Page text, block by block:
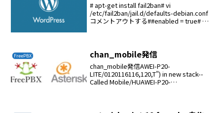
# apt-get install fail2ban# vi
/etc/fail2ban/jail.d/defaults-debian.conf
コメントアウトする##enabled = true# vi
FreePBX chan_mobile発信
chan_mobile発信AWEI-P20-
LITE/0120116116,120,T") in new stack--
Called Mobile/HUAWEI-P20-